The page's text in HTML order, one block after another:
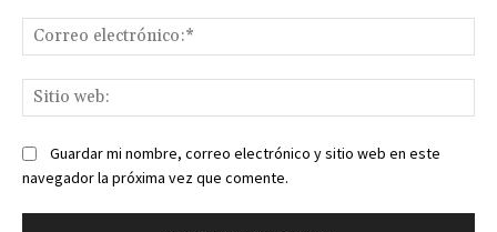
Guardar mi nombre, correo electrónico y sitio web en este
navegador la próxima vez que comente.